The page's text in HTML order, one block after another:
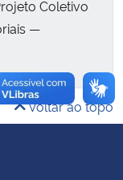
Coletivo
—
Voltar ao topo